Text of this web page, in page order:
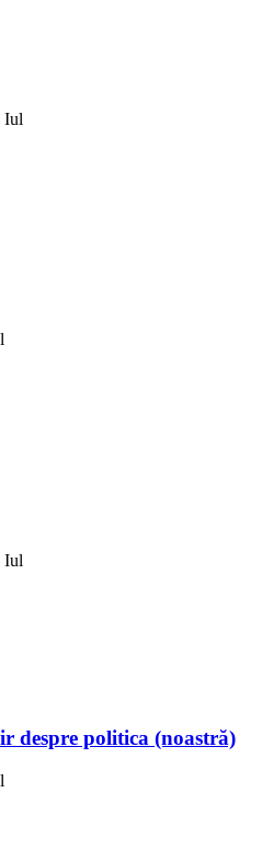
Iul
Iul
despre politica (noastră)